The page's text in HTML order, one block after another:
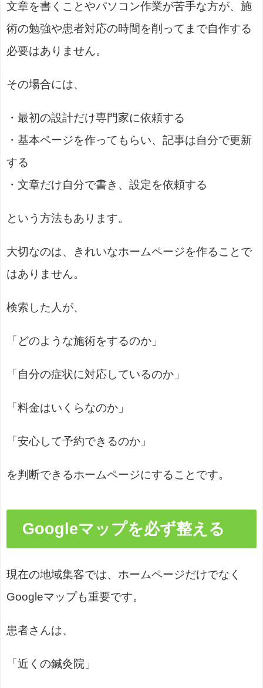
文章を書くことやパソコン作業が苦手な方が、施
術の勉強や患者対応の時間を削ってまで自作する
必要はありません。
その場合には、
・最初の設計だけ専門家に依頼する
・基本ページを作ってもらい、記事は自分で更新
する
・文章だけ自分で書き、設定を依頼する
という方法もあります。
大切なのは、きれいなホームページを作ることで
はありません。
検索した人が、
「どのような施術をするのか」
「自分の症状に対応しているのか」
「料金はいくらなのか」
「安心して予約できるのか」
を判断できるホームページにすることです。
Googleマップを必ず整える
現在の地域集客では、ホームページだけでなく
Googleマップも重要です。
患者さんは、
「近くの鍼灸院」